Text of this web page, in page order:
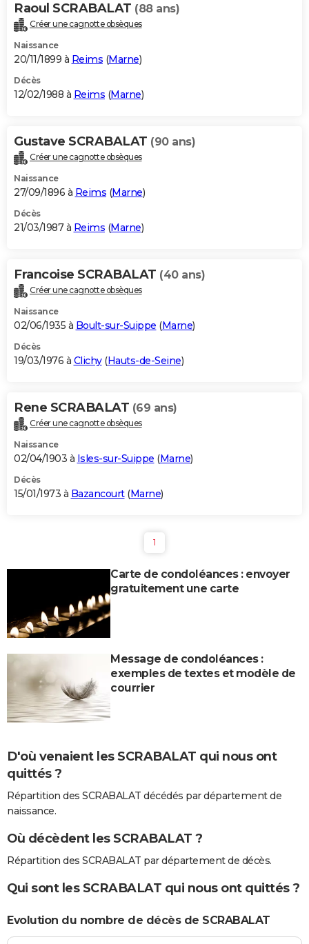
Raoul SCRABALAT (88 ans)
Créer une cagnotte obsèques
Naissance
20/11/1899 à Reims (Marne)
Décès
12/02/1988 à Reims (Marne)
Gustave SCRABALAT (90 ans)
Créer une cagnotte obsèques
Naissance
27/09/1896 à Reims (Marne)
Décès
21/03/1987 à Reims (Marne)
Francoise SCRABALAT (40 ans)
Créer une cagnotte obsèques
Naissance
02/06/1935 à Boult-sur-Suippe (Marne)
Décès
19/03/1976 à Clichy(Hauts-de-Seine)
Rene SCRABALAT (69 ans)
Créer une cagnotte obsèques
Naissance
02/04/1903 à Isles-sur-Suippe (Marne)
Décès
15/01/1973 à Bazancourt(Marne)
1
Carte de condoléances : envoyer
gratuitement une carte
Message de condoléances :
exemples de textes et modèle de
courrier
D'où venaient les SCRABALAT qui nous ont
quittés ?
Répartition des SCRABALAT décédés par département de
naissance.
Où décèdent les SCRABALAT ?
Répartition des SCRABALAT par département de décès.
Qui sont les SCRABALAT qui nous ont quittés ?
Evolution du nombre de décès de SCRABALAT